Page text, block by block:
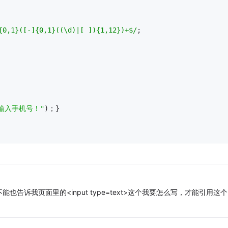
]{0,1}((\d)|[ ]){1,12})+$/;
入手机号！")；}
也告诉我页面里的<input type=text>这个我要怎么写，才能引用这个